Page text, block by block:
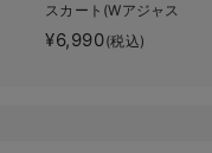
スカート(Wアジャス
ター付) マタニテ
ィ・授乳服【出産後
¥6,990(税込)